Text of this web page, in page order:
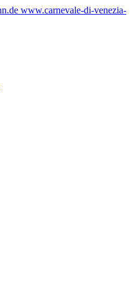
www.carnevale-di-venezia-